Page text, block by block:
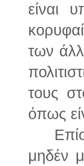
είναι
των
τους
όπως
μηδέν